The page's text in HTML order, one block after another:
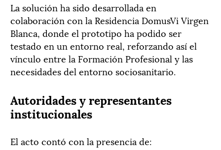
La solución ha sido desarrollada en
colaboración con la Residencia DomusVi Virgen
Blanca, donde el prototipo ha podido ser
testado en un entorno real, reforzando así el
vínculo entre la Formación Profesional y las
necesidades del entorno sociosanitario.
Autoridades y representantes
institucionales
El acto contó con la presencia de: